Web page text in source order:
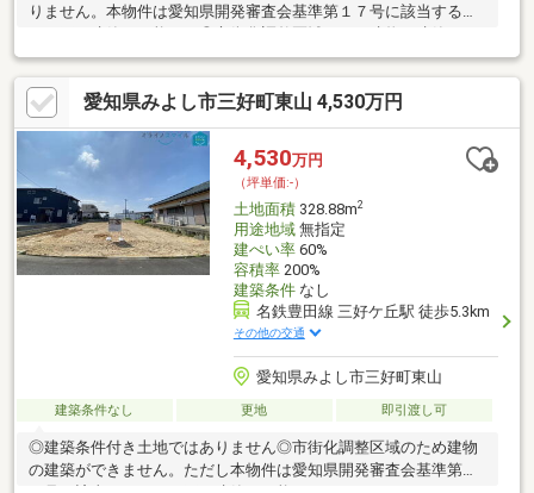
りません。本物件は愛知県開発審査会基準第１７号に該当するた
め（再）建築が可能です◎市街化調整区域のため建物の建築がで
きません。ただし本物件は愛知県開発審査会基準第１７号に該当
するため（再）建築が可能です◎天王小学校・南中学校エリア◎
さんさんバスさつきライン「三好池東」停徒歩4分◎更地渡しマイ
ホームをお考えの方に、こちらの住宅用地はいかがでしょうか多
くの方からご好評頂いているみよし市三好町の土地のご紹介で
す。条件も整った土地です。みよし市エリアで充実した環境に暮
らしたいなら、情報豊富な当社にお気軽にご連絡ください。
愛知県みよし市三好町東山 4,530万円
4,530万円
（坪単価:-）
土地面積328.88m2
用途地域無指定
建ぺい率60%
容積率200%
建築条件なし
名鉄豊田線 三好ケ丘駅 徒歩5.3km
その他の交通
愛知県みよし市三好町東山
建築条件なし 更地 即引渡し可
◎建築条件付き土地ではありません◎市街化調整区域のため建物
の建築ができません。ただし本物件は愛知県開発審査会基準第１